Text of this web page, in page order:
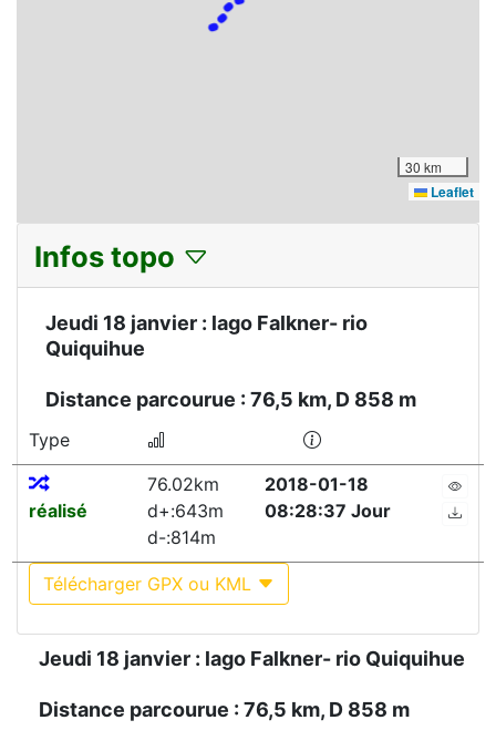
30 km
Leaflet
Infos topo
Jeudi 18 janvier : lago Falkner- rio
Quiquihue
Distance parcourue : 76,5 km, D 858 m
Type
réalisé
76.02km
d+:643m
d-:814m
2018-01-18
08:28:37 Jour
Télécharger GPX ou KML
Jeudi 18 janvier : lago Falkner- rio Quiquihue
Distance parcourue : 76,5 km, D 858 m